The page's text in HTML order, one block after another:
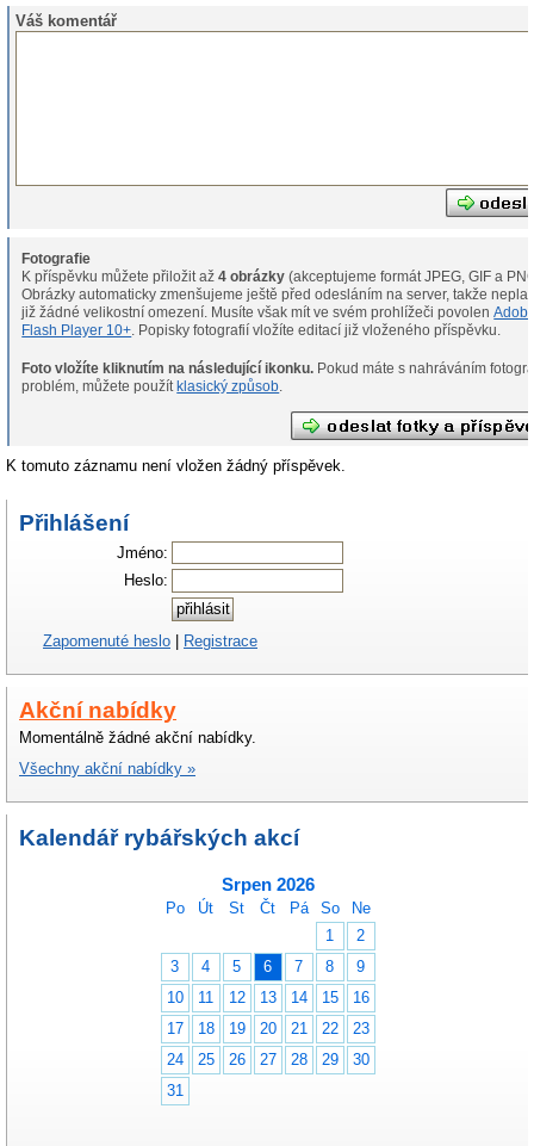
Váš komentář
Fotografie
K příspěvku můžete přiložit až4 obrázky (akceptujeme formát JPEG, GIF a
Obrázky automaticky zmenšujeme ještě před odesláním na server, takže
již žádné velikostní omezení. Musíte však mít ve svém prohlížeči povolen
Flash Player 10+ . Popisky fotografií vložíte editací již vloženého příspěvku.
Foto vložíte kliknutím na následující ikonku.
problém, můžete použítklasický způsob.
K tomuto záznamu není vložen žádný příspěvek.
Přihlášení
Jméno:
Heslo:
Zapomenuté heslo | Registrace
Akční nabídky
Momentálně žádné akční nabídky.
Všechny akční nabídky »
Kalendář rybářských akcí
Srpen 2026
Po Út St Čt Pá So
Ne
1
2
3
4 5 6 7 8
9
10
11 12 13 14 15
16
17
18 19 20 21 22
23
24
25 26 27 28 29
30
31